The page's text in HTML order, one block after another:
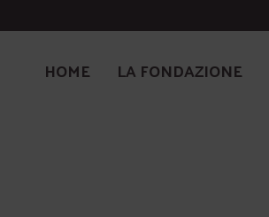
HOME LA FONDAZIONE